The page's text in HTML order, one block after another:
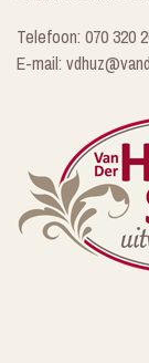
Telefoon: 070 320
E-mail: